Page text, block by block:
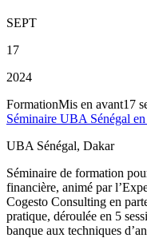
SEPT
17
2024
FormationMis en avant17
Séminaire UBA Sénégal
UBA Sénégal, Dakar
Séminaire de formation
financière, animé par
Cogesto Consulting en
pratique, déroulée en 5
banque aux techniques